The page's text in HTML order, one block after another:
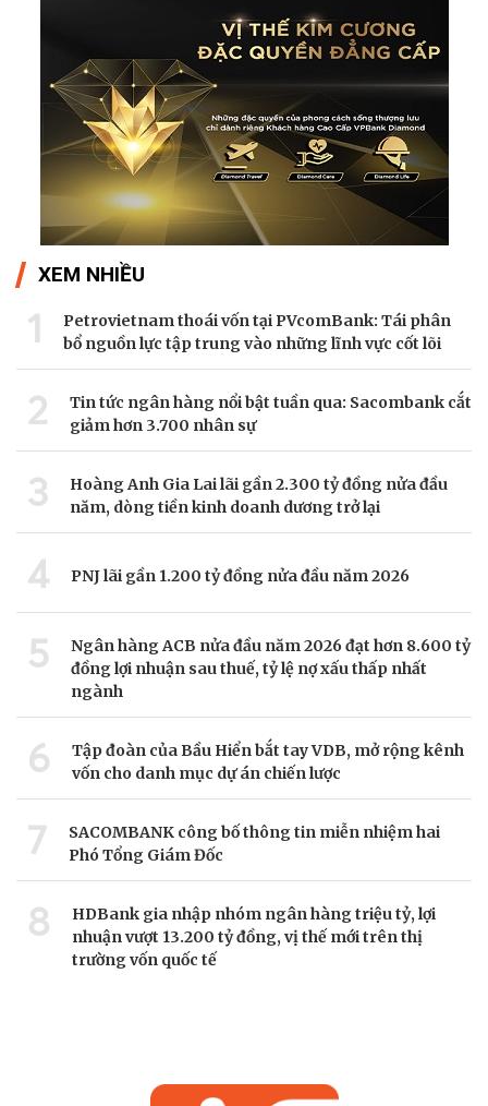
XEM NHIỀU
1
Petrovietnam thoái vốn tại PVcomBank: Tái phân
bổ nguồn lực tập trung vào những lĩnh vực cốt lõi
2
Tin tức ngân hàng nổi bật tuần qua: Sacombank cắt
giảm hơn 3.700 nhân sự
3
Hoàng Anh Gia Lai lãi gần 2.300 tỷ đồng nửa đầu
năm, dòng tiền kinh doanh dương trở lại
4 PNJ lãi gần 1.200 tỷ đồng nửa đầu năm 2026
5
Ngân hàng ACB nửa đầu năm 2026 đạt hơn 8.600 tỷ
đồng lợi nhuận sau thuế, tỷ lệ nợ xấu thấp nhất
ngành
6
Tập đoàn của Bầu Hiển bắt tay VDB, mở rộng kênh
vốn cho danh mục dự án chiến lược
7
SACOMBANK công bố thông tin miễn nhiệm hai
Phó Tổng Giám Đốc
8
HDBank gia nhập nhóm ngân hàng triệu tỷ, lợi
nhuận vượt 13.200 tỷ đồng, vị thế mới trên thị
trường vốn quốc tế